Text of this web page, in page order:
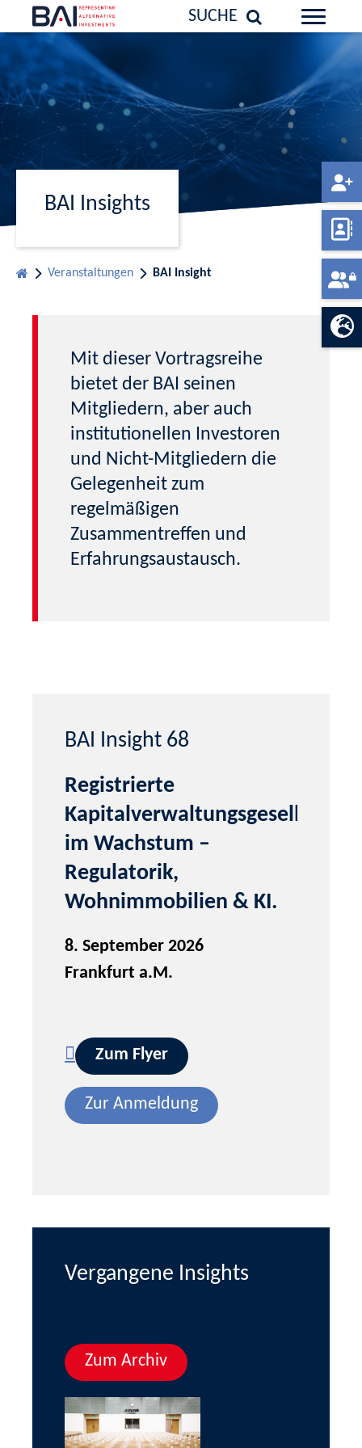
SUCHE
BAI Insights
Veranstaltungen BAI Insight
Mit dieser Vortragsreihe
bietet der BAI seinen
Mitgliedern, aber auch
institutionellen Investoren
und Nicht-Mitgliedern die
Gelegenheit zum
regelmäßigen
Zusammentreffen und
Erfahrungsaustausch.
BAI Insight 68
Registrierte
im Wachstum –
Regulatorik,
Wohnimmobilien & KI.
8. September 2026
Frankfurt a.M.
Zum Flyer
Zur Anmeldung
Vergangene Insights
Zum Archiv